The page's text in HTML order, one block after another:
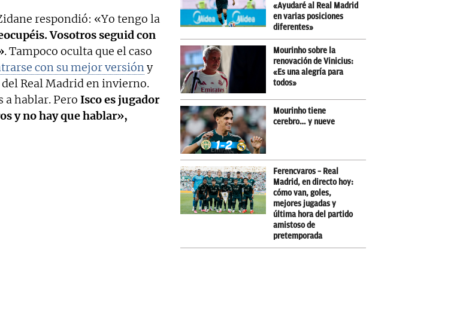
respondió: «Yo tengo la
Vosotros seguid con
. Tampoco oculta que el caso
con su mejor versióny
Real Madrid en invierno.
a hablar. Pero Isco es jugador
y no hay que hablar»,
«Ayudaré al Real Madrid
en varias posiciones
diferentes»
Mourinho sobre la
renovación de Vinicius:
«Es una alegría para
todos»
Mourinho tiene
cerebro… y nueve
Ferencvaros – Real
Madrid, en directo hoy:
cómo van, goles,
mejores jugadas y
última hora del partido
amistoso de
pretemporada